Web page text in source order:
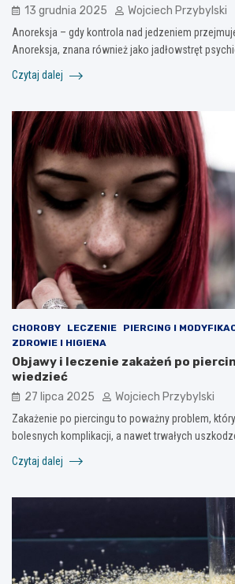
13 grudnia 2025 Wojciech Przybylski
Anoreksja – gdy kontrola nad jedzeniem
Anoreksja, znana również jako jadłowstręt
Czytaj dalej
CHOROBY LECZENIE PIERCING I
ZDROWIE I HIGIENA
Objawy i leczenie zakażeń po
wiedzieć
27 lipca 2025 Wojciech Przybylski
Zakażenie po piercingu to poważny problem,
bolesnych komplikacji, a nawet trwałych
Czytaj dalej